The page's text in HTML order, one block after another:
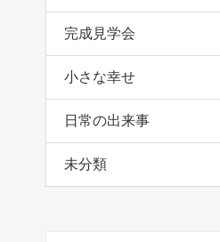
完成見学会
小さな幸せ
日常の出来事
未分類